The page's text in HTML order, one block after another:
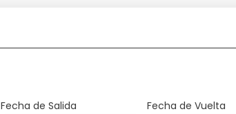
Fecha de Salida Fecha de Vuelta